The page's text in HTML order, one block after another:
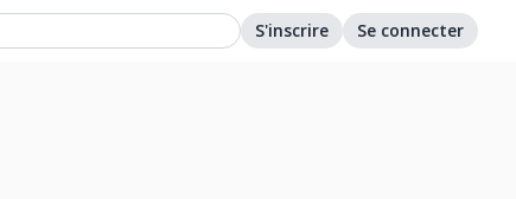
S'inscrire Se connecter